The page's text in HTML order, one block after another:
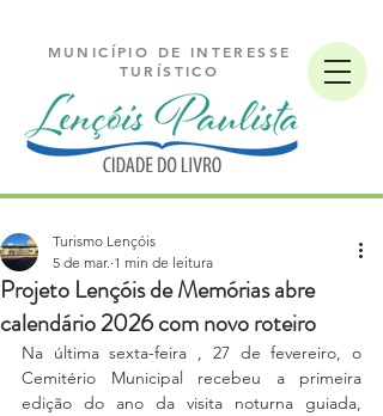
MUNICÍPIO DE INTERESSE
TURÍSTICO
Projeto Lençóis de Memórias abre
calendário 2026 com novo roteiro
Turismo Lençóis
5 de mar. 1 min de leitura
Na última sexta-feira , 27 de fevereiro, o
Cemitério Municipal recebeu a primeira
edição do ano da visita noturna guiada,